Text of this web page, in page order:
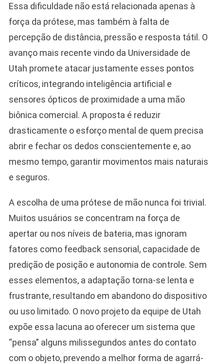
Essa dificuldade não está relacionada apenas à
força da prótese, mas também à falta de
percepção de distância, pressão e resposta tátil. O
avanço mais recente vindo da Universidade de
Utah promete atacar justamente esses pontos
críticos, integrando inteligência artificial e
sensores ópticos de proximidade a uma mão
biônica comercial. A proposta é reduzir
drasticamente o esforço mental de quem precisa
abrir e fechar os dedos conscientemente e, ao
mesmo tempo, garantir movimentos mais naturais
e seguros.
A escolha de uma prótese de mão nunca foi trivial.
Muitos usuários se concentram na força de
apertar ou nos níveis de bateria, mas ignoram
fatores como feedback sensorial, capacidade de
predição de posição e autonomia de controle. Sem
esses elementos, a adaptação torna-se lenta e
frustrante, resultando em abandono do dispositivo
ou uso limitado. O novo projeto da equipe de Utah
expõe essa lacuna ao oferecer um sistema que
“pensa” alguns milissegundos antes do contato
com o objeto, prevendo a melhor forma de agarrá-